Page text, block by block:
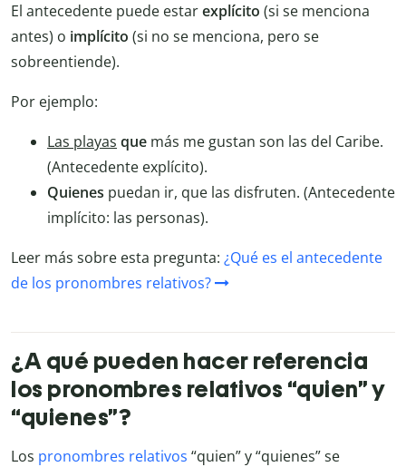
El antecedente puede estarexplícito (si se menciona
antes) o implícito (si no se menciona, pero se
sobreentiende).
Por ejemplo:
Las playas que más me gustan son las del Caribe.
(Antecedente explícito).
Quienes puedan ir, que las disfruten. (Antecedente
implícito: las personas).
Leer más sobre esta pregunta: ¿Qué es el antecedente
de los pronombres relativos?
¿A qué pueden hacer referencia
los pronombres relativos “quien” y
“quienes”?
Los pronombres relativos “quien” y “quienes” se